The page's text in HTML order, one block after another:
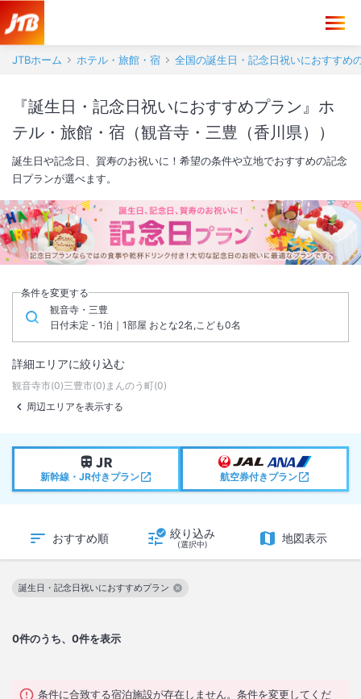
JTBホーム ホテル・旅館・宿 全国の誕生日・記念日祝いにおすすめ
『誕生日・記念日祝いにおすすめプラン』ホ
テル・旅館・宿（観音寺・三豊（香川県））
誕生日や記念日、賀寿のお祝いに！希望の条件や立地でおすすめの記念
日プランが選べます。
条件を変更する
観音寺・三豊
日付未定 - 1泊｜1部屋 おとな2名,こども0名
詳細エリアに絞り込む
観音寺市(0)三豊市(0) まんのう町(0)
周辺エリアを表示する
新幹線・JR付きプラン 航空券付きプラン
おすすめ順 絞り込み
(選択中) 地図表示
0件のうち、0件を表示
誕生日・記念日祝いにおすすめプラン
この絞り込み条件を解除
条件に合致する宿泊施設が存在しません。条件を変更してくだ